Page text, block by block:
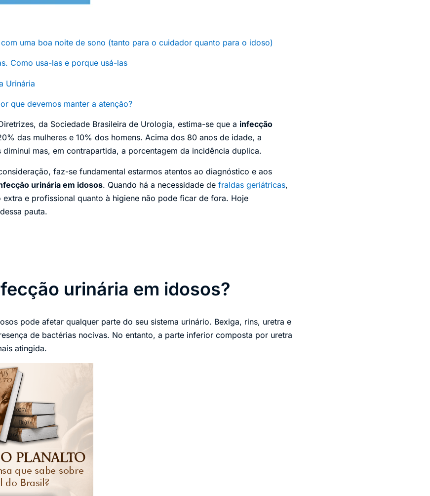
uma boa noite de sono (tanto para o cuidador quanto para o idoso)
Como usa-las e porque usá-las
Urinária
que devemos manter a atenção?
da Sociedade Brasileira de Urologia, estima-se que a infecção
das mulheres e 10% dos homens. Acima dos 80 anos de idade, a
mas, em contrapartida, a porcentagem da incidência duplica.
faz-se fundamental estarmos atentos ao diagnóstico e aos
urinária em idosos. Quando há a necessidade de fraldas geriátricas,
extra e profissional quanto à higiene não pode ficar de fora. Hoje
pauta.
urinária em idosos?
pode afetar qualquer parte do seu sistema urinário. Bexiga, rins, uretra e
de bactérias nocivas. No entanto, a parte inferior composta por uretra
atingida.